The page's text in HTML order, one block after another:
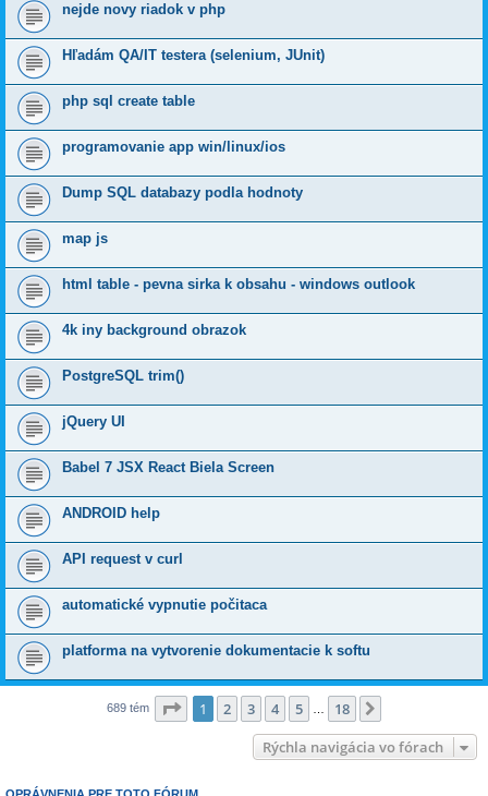
nejde novy riadok v php
Hľadám QA/IT testera (selenium, JUnit)
php sql create table
programovanie app win/linux/ios
Dump SQL databazy podla hodnoty
map js
html table - pevna sirka k obsahu - windows outlook
4k iny background obrazok
PostgreSQL trim()
jQuery UI
Babel 7 JSX React Biela Screen
ANDROID help
API request v curl
automatické vypnutie počitaca
platforma na vytvorenie dokumentacie k softu
689 tém Strana z18
1 2 3 4 5 … 18
Rýchla navigácia vo fórach